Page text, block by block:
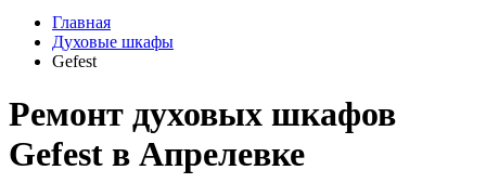
Главная
Духовые шкафы
Gefest
Ремонт духовых шкафов
Gefest в Апрелевке